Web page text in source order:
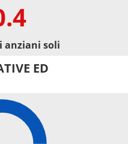
anziani soli
ED